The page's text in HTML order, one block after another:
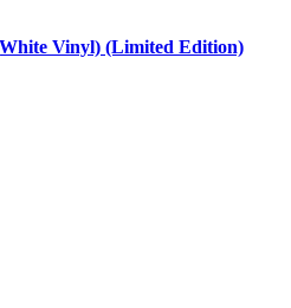
Vinyl) (Limited Edition)